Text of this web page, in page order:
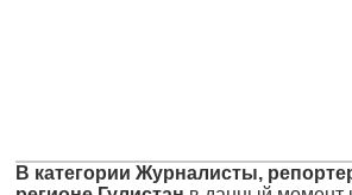
В категории Журналисты,